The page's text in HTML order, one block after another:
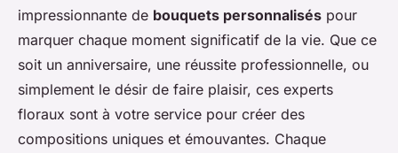
impressionnante de bouquets personnalisés pour
marquer chaque moment significatif de la vie. Que ce
soit un anniversaire, une réussite professionnelle, ou
simplement le désir de faire plaisir, ces experts
floraux sont à votre service pour créer des
compositions uniques et émouvantes. Chaque